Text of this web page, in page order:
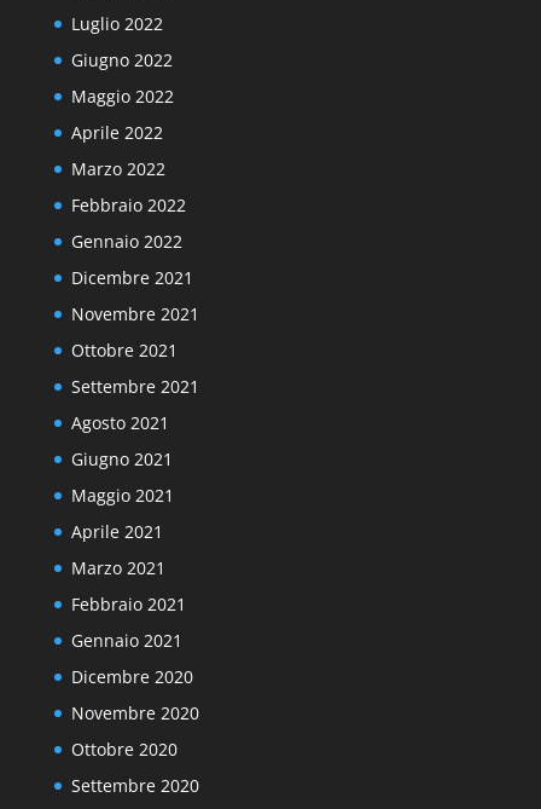
Luglio 2022
Giugno 2022
Maggio 2022
Aprile 2022
Marzo 2022
Febbraio 2022
Gennaio 2022
Dicembre 2021
Novembre 2021
Ottobre 2021
Settembre 2021
Agosto 2021
Giugno 2021
Maggio 2021
Aprile 2021
Marzo 2021
Febbraio 2021
Gennaio 2021
Dicembre 2020
Novembre 2020
Ottobre 2020
Settembre 2020